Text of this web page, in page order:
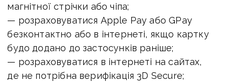
магнітної стрічки або чіпа;
— розраховуватися Apple Pay або GPay
безконтактно або в інтернеті, якщо картку
будо додано до застосунків раніше;
— розраховуватися в інтернеті на сайтах,
де не потрібна верифікація 3D Secure;